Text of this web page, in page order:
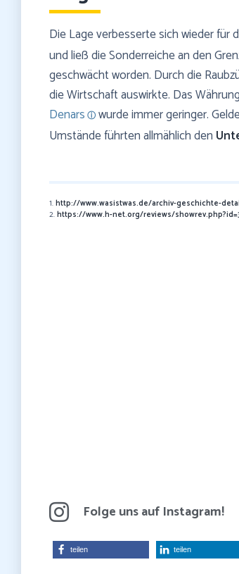
Die Lage verbesserte sich wieder für
und ließ die Sonderreiche an den
geschwächt worden. Durch die
die Wirtschaft auswirkte. Das
Denars
wurde immer geringer.
Umstände führten allmählich den
1.http://www.wasistwas.de/archiv-geschichte-
2.https://www.h-net.org/reviews/
Folge uns auf Instagram!
teilen teilen